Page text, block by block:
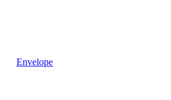
Envelope